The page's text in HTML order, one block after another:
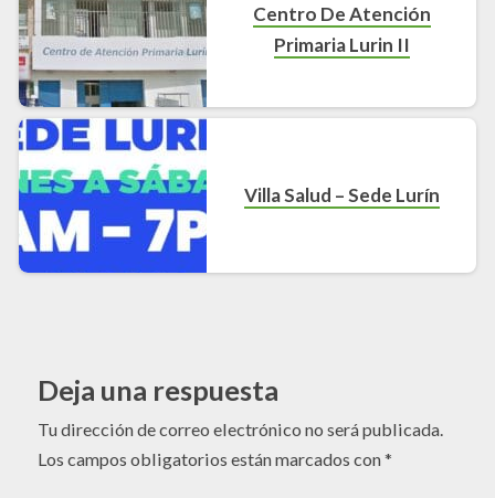
Centro De Atención
Primaria Lurin II
Villa Salud – Sede Lurín
Deja una respuesta
Tu dirección de correo electrónico no será publicada.
Los campos obligatorios están marcados con*